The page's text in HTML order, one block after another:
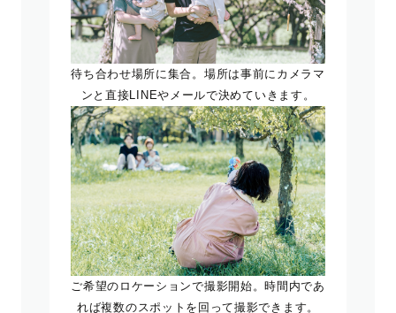
待ち合わせ場所に集合。場所は事前にカメラマ
ンと直接LINEやメールで決めていきます。
ご希望のロケーションで撮影開始。時間内であ
れば複数のスポットを回って撮影できます。